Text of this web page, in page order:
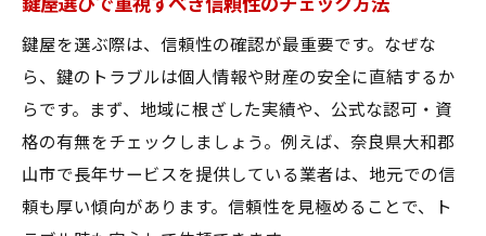
鍵屋選びで重視すべき信頼性のチェック方法
鍵屋を選ぶ際は、信頼性の確認が最重要です。なぜな
ら、鍵のトラブルは個人情報や財産の安全に直結するか
らです。まず、地域に根ざした実績や、公式な認可・資
格の有無をチェックしましょう。例えば、奈良県大和郡
山市で長年サービスを提供している業者は、地元での信
頼も厚い傾向があります。信頼性を見極めることで、ト